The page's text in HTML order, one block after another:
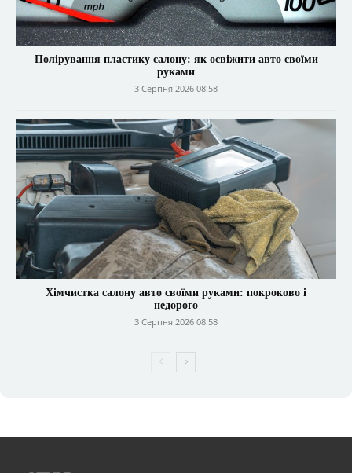
Полірування пластику салону: як освіжити авто своїми
руками
3 Серпня 2026 08:58
Хімчистка салону авто своїми руками: покроково і
недорого
3 Серпня 2026 08:58